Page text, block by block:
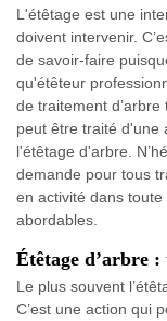
L'étêtage est une
doivent intervenir.
de savoir-faire
qu'étêteur
de traitement d’arbre
peut être traité d'une
l'étêtage d'arbre.
demande pour tous
en activité dans
abordables.
Étêtage d’arbre
Le plus souvent
C’est une action qui